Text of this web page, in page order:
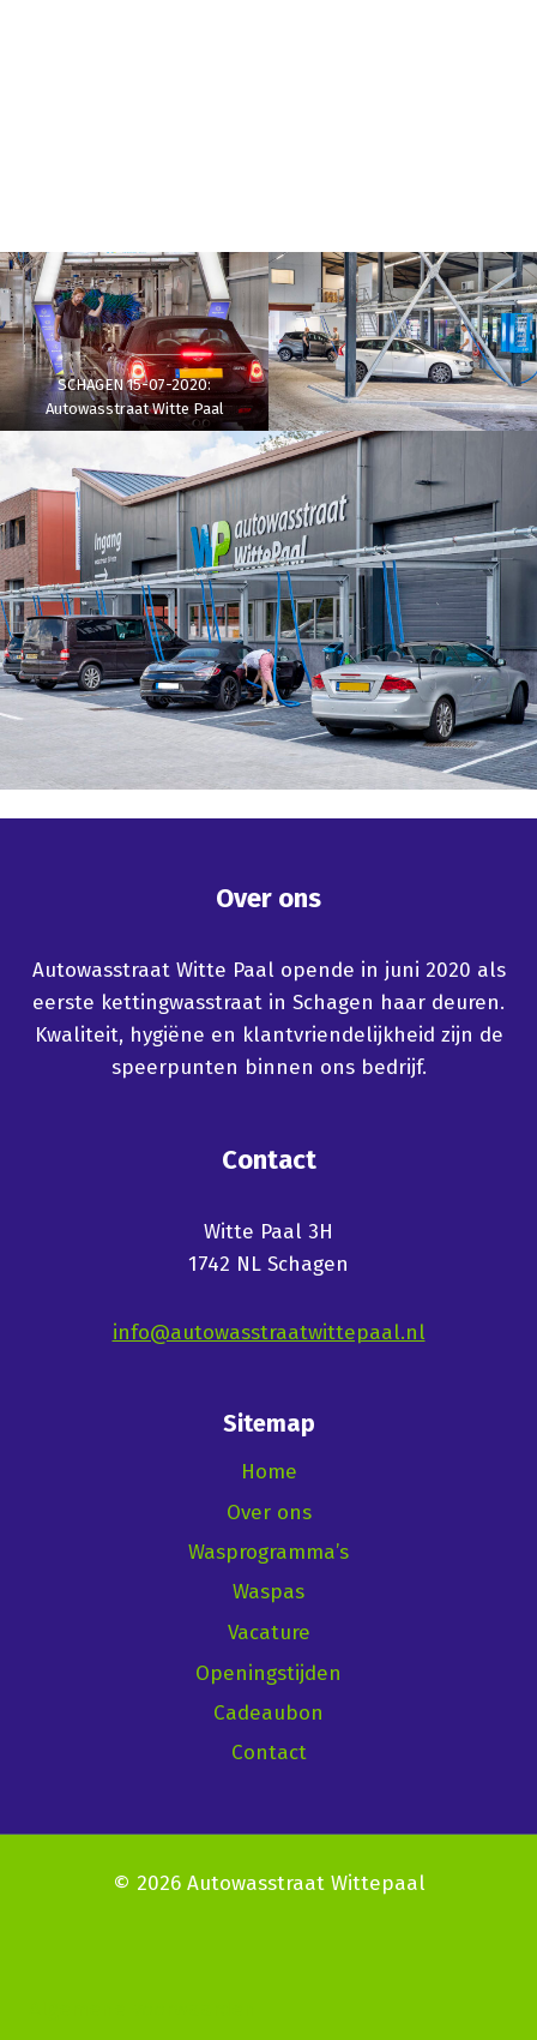
SCHAGEN 15-07-2020:
Autowasstraat Witte Paal
Over ons
Autowasstraat Witte Paal opende in juni 2020 als
eerste kettingwasstraat in Schagen haar deuren.
Kwaliteit, hygiëne en klantvriendelijkheid zijn de
speerpunten binnen ons bedrijf.
Contact
Witte Paal 3H
1742 NL Schagen
info@autowasstraatwittepaal.nl
Sitemap
Home
Over ons
Wasprogramma’s
Waspas
Vacature
Openingstijden
Cadeaubon
Contact
© 2026 Autowasstraat Wittepaal